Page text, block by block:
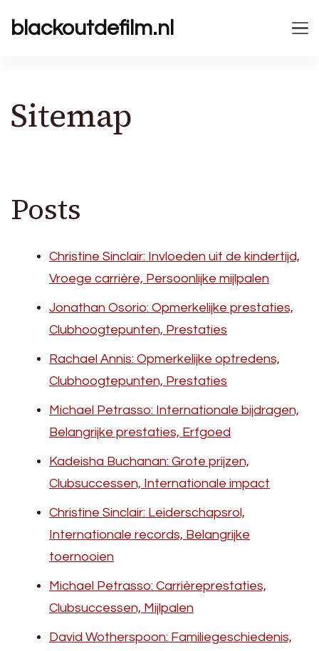
blackoutdefilm.nl
Sitemap
Posts
Christine Sinclair: Invloeden uit de kindertijd,
Vroege carrière, Persoonlijke mijlpalen
Jonathan Osorio: Opmerkelijke prestaties,
Clubhoogtepunten, Prestaties
Rachael Annis: Opmerkelijke optredens,
Clubhoogtepunten, Prestaties
Michael Petrasso: Internationale bijdragen,
Belangrijke prestaties, Erfgoed
Kadeisha Buchanan: Grote prijzen,
Clubsuccessen, Internationale impact
Christine Sinclair: Leiderschapsrol,
Internationale records, Belangrijke
toernooien
Michael Petrasso: Carrièreprestaties,
Clubsuccessen, Mijlpalen
David Wotherspoon: Familiegeschiedenis,